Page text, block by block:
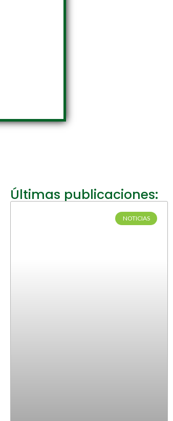
Últimas publicaciones:
NOTICIAS